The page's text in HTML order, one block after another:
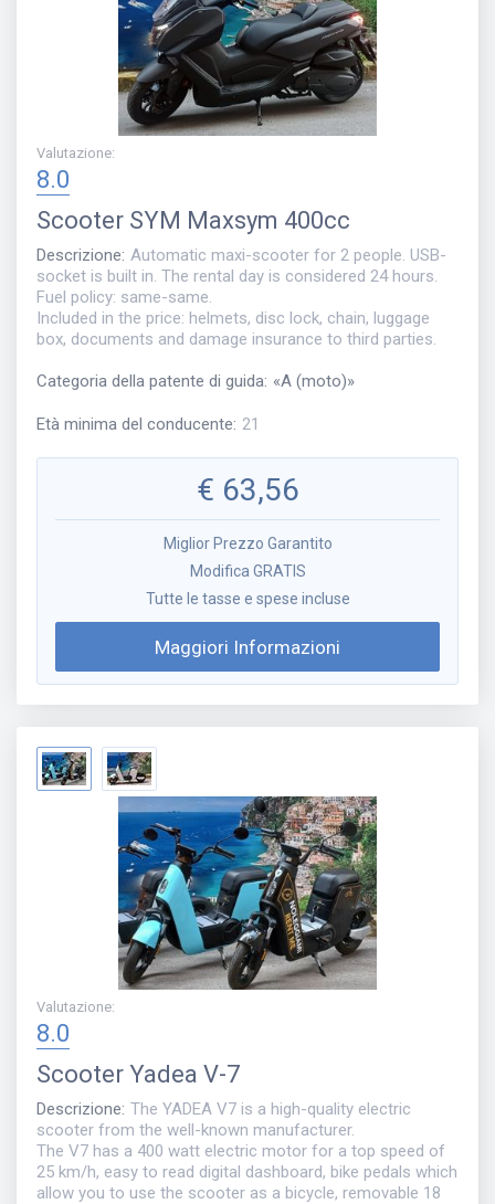
Valutazione:
8.0
Scooter SYM Maxsym 400cc
Descrizione: Automatic maxi-scooter for 2 people. USB-
socket is built in. The rental day is considered 24 hours.
Fuel policy: same-same.
Included in the price: helmets, disc lock, chain, luggage
box, documents and damage insurance to third parties.
Categoria della patente di guida: «A (moto)»
Età minima del conducente: 21
€ 63,56
Miglior Prezzo Garantito
Modifica GRATIS
Tutte le tasse e spese incluse
Maggiori Informazioni
Valutazione:
8.0
Scooter Yadea V-7
Descrizione: The YADEA V7 is a high-quality electric
scooter from the well-known manufacturer.
The V7 has a 400 watt electric motor for a top speed of
25 km/h, easy to read digital dashboard, bike pedals which
allow you to use the scooter as a bicycle, removable 18